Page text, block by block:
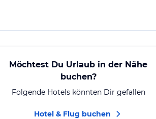
Möchtest Du Urlaub in der Nähe
buchen?
Folgende Hotels könnten Dir gefallen
Hotel & Flug buchen